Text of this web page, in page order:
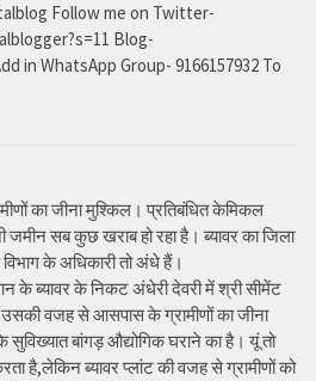
Follow me on Twitter-
Blog-
in WhatsApp Group- 9166157932 To
का जीना मुश्किल। प्रतिबंधित केमिकल
जमीन सब कुछ खराब हो रहा है। ब्यावर का जिला
के अधिकारी तो अंधे हैं।
के ब्यावर के निकट अंधेरी देवरी में श्री सीमेंट
वजह से आसपास के ग्रामीणों का जीना
बांगड़ औद्योगिक घराने का है। यूं तो
है,लेकिन ब्यावर प्लांट की वजह से ग्रामीणों को